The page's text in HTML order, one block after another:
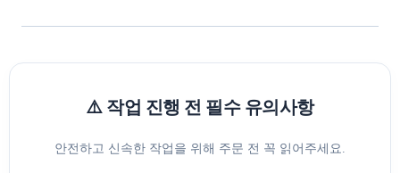
⚠️ 작업 진행 전 필수 유의사항
안전하고 신속한 작업을 위해 주문 전 꼭 읽어주세요.